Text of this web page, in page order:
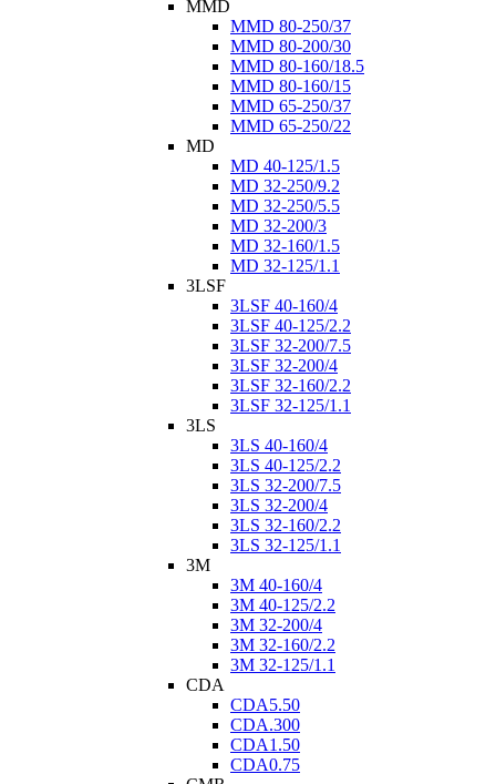
MMD
MMD 80-250/37
MMD 80-200/30
MMD 80-160/18.5
MMD 80-160/15
MMD 65-250/37
MMD 65-250/22
MD
MD 40-125/1.5
MD 32-250/9.2
MD 32-250/5.5
MD 32-200/3
MD 32-160/1.5
MD 32-125/1.1
3LSF
3LSF 40-160/4
3LSF 40-125/2.2
3LSF 32-200/7.5
3LSF 32-200/4
3LSF 32-160/2.2
3LSF 32-125/1.1
3LS
3LS 40-160/4
3LS 40-125/2.2
3LS 32-200/7.5
3LS 32-200/4
3LS 32-160/2.2
3LS 32-125/1.1
3M
3M 40-160/4
3M 40-125/2.2
3M 32-200/4
3M 32-160/2.2
3M 32-125/1.1
CDA
CDA5.50
CDA.300
CDA1.50
CDA0.75